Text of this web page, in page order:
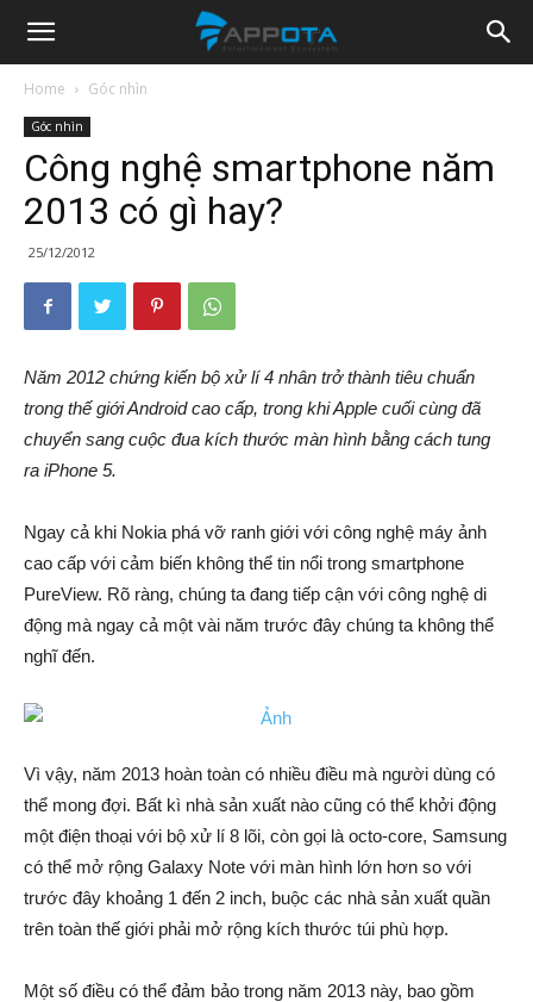
Appota
News
Home Góc nhìn
Góc nhìn
Công nghệ smartphone năm
2013 có gì hay?
25/12/2012
Năm 2012 chứng kiến bộ xử lí 4 nhân trở thành tiêu chuẩn
trong thế giới Android cao cấp, trong khi Apple cuối cùng đã
chuyển sang cuộc đua kích thước màn hình bằng cách tung
ra iPhone 5.
Ngay cả khi Nokia phá vỡ ranh giới với công nghệ máy ảnh
cao cấp với cảm biến không thể tin nổi trong smartphone
PureView. Rõ ràng, chúng ta đang tiếp cận với công nghệ di
động mà ngay cả một vài năm trước đây chúng ta không thể
nghĩ đến.
Vì vậy, năm 2013 hoàn toàn có nhiều điều mà người dùng có
thể mong đợi. Bất kì nhà sản xuất nào cũng có thể khởi động
một điện thoại với bộ xử lí 8 lõi, còn gọi là octo-core, Samsung
có thể mở rộng Galaxy Note với màn hình lớn hơn so với
trước đây khoảng 1 đến 2 inch, buộc các nhà sản xuất quần
trên toàn thế giới phải mở rộng kích thước túi phù hợp.
Một số điều có thể đảm bảo trong năm 2013 này, bao gồm